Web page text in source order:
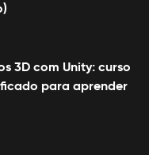
3D com Unity: curso
para aprender